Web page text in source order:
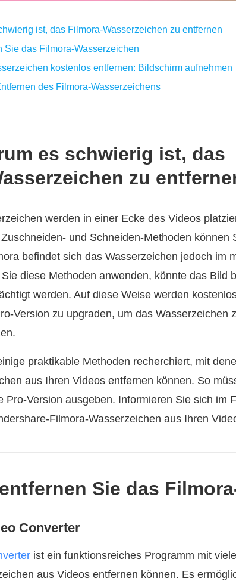
ist, das Filmora‑Wasserzeichen zu entfernen
Sie das Filmora‑Wasserzeichen
kostenlos entfernen: Bildschirm aufnehmen
des Filmora‑Wasserzeichens
es schwierig ist, das
zu
werden in einer Ecke des Videos
und Schneiden-Methoden können
befindet sich das Wasserzeichen jedoch im
diese Methoden anwenden, könnte das Bild
werden. Auf diese Weise werden
Version zu upgraden, um das Wasserzeichen
praktikable Methoden recherchiert, mit
aus Ihren Videos entfernen können. So
Pro-Version ausgeben. Informieren Sie sich im
aus Ihren
Sie das
Converter
ist ein funktionsreiches Programm mit
aus Videos entfernen können. Es